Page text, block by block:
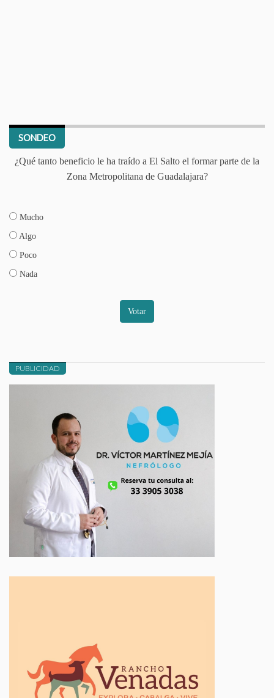
SONDEO
¿Qué tanto beneficio le ha traído a El Salto el formar parte de la
Zona Metropolitana de Guadalajara?
Mucho
Algo
Poco
Nada
Votar
PUBLICIDAD